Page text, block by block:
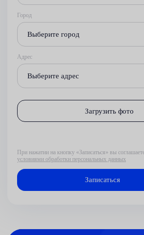
Город
Выберите город
Адрес
Выберите адрес
Загрузить фото
При нажатии на кнопку «Записаться» вы
условиями обработки персональных данных